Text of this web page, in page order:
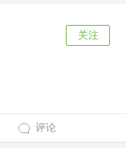
关注
评论